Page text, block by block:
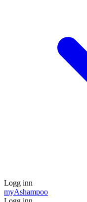
Logg inn
myAshampoo